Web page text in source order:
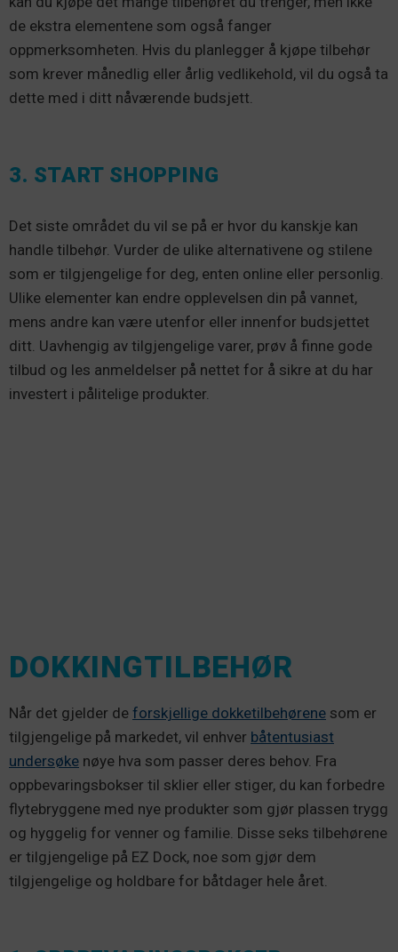
de ekstra elementene som også fanger
oppmerksomheten. Hvis du planlegger å kjøpe tilbehør
som krever månedlig eller årlig vedlikehold, vil du også ta
dette med i ditt nåværende budsjett.
3. START SHOPPING
Det siste området du vil se på er hvor du kanskje kan
handle tilbehør. Vurder de ulike alternativene og stilene
som er tilgjengelige for deg, enten online eller personlig.
Ulike elementer kan endre opplevelsen din på vannet,
mens andre kan være utenfor eller innenfor budsjettet
ditt. Uavhengig av tilgjengelige varer, prøv å finne gode
tilbud og les anmeldelser på nettet for å sikre at du har
investert i pålitelige produkter.
DOKKINGTILBEHØR
Når det gjelder de forskjellige dokketilbehørene som er
tilgjengelige på markedet, vil enhver båtentusiast
undersøke nøye hva som passer deres behov. Fra
oppbevaringsbokser til sklier eller stiger, du kan forbedre
flytebryggene med nye produkter som gjør plassen trygg
og hyggelig for venner og familie. Disse seks tilbehørene
er tilgjengelige på EZ Dock, noe som gjør dem
tilgjengelige og holdbare for båtdager hele året.